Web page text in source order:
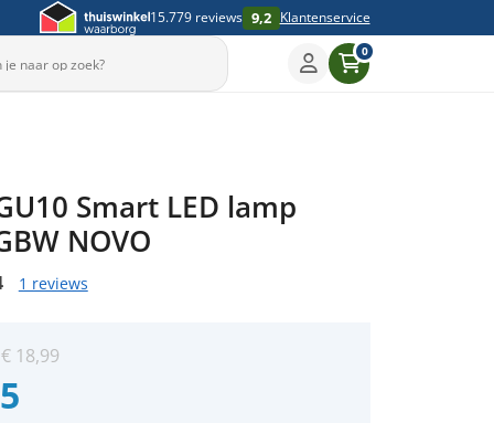
15.779 reviews 9,2 Klantenservice
0
Smart LED lamp
NOVO
1 reviews
€ 18,99